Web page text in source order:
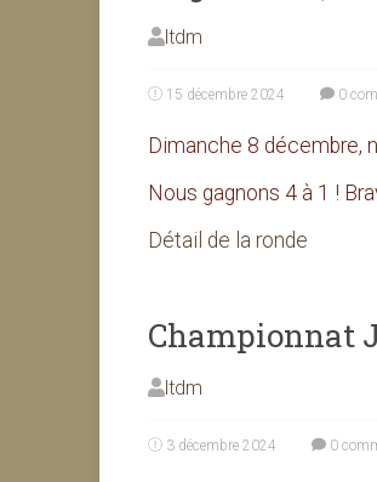
ltdm
15 décembre 2024 0
Dimanche 8 décembre,
Nous gagnons 4 à 1 !
Détail de la ronde
Championnat
ltdm
3 décembre 2024 0